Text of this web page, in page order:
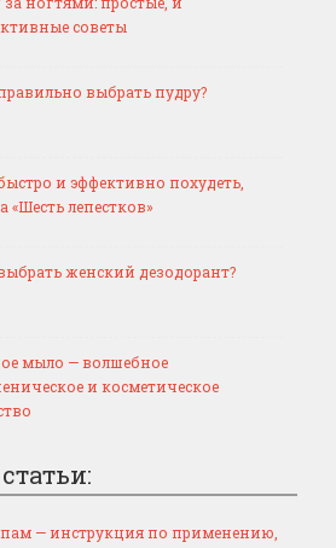
советы
выбрать пудру?
и эффективно похудеть,
«Шесть лепестков»
женский дезодорант?
мыло — волшебное
и косметическое
— инструкция по применению,